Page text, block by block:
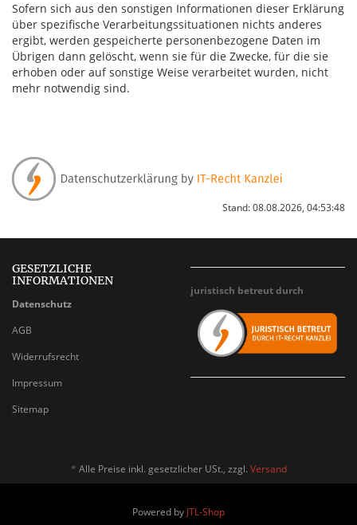
Sofern sich aus den sonstigen Informationen dieser Erklärung
über spezifische Verarbeitungssituationen nichts anderes
ergibt, werden gespeicherte personenbezogene Daten im
Übrigen dann gelöscht, wenn sie für die Zwecke, für die sie
erhoben oder auf sonstige Weise verarbeitet wurden, nicht
mehr notwendig sind.
Stand: 08.08.2026, 04:53:48
GESETZLICHE
INFORMATIONEN
Datenschutz
AGB
Widerrufsrecht
Impressum
Sitemap
juristisch betreut durch
* Alle Preise inkl. gesetzlicher USt., zzgl. Versand
Powered by JTL-Shop